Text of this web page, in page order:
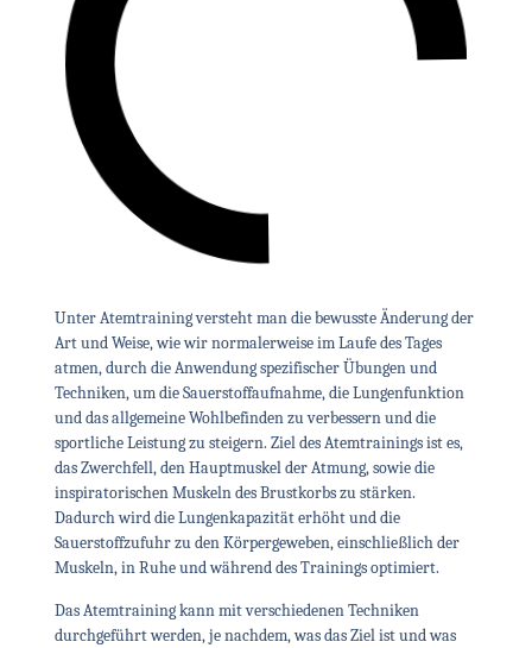
Unter Atemtraining versteht man die bewusste Änderung der
Art und Weise, wie wir normalerweise im Laufe des Tages
atmen, durch die Anwendung spezifischer Übungen und
Techniken, um die Sauerstoffaufnahme, die Lungenfunktion
und das allgemeine Wohlbefinden zu verbessern und die
sportliche Leistung zu steigern. Ziel des Atemtrainings ist es,
das Zwerchfell, den Hauptmuskel der Atmung, sowie die
inspiratorischen Muskeln des Brustkorbs zu stärken.
Dadurch wird die Lungenkapazität erhöht und die
Sauerstoffzufuhr zu den Körpergeweben, einschließlich der
Muskeln, in Ruhe und während des Trainings optimiert.
Das Atemtraining kann mit verschiedenen Techniken
durchgeführt werden, je nachdem, was das Ziel ist und was